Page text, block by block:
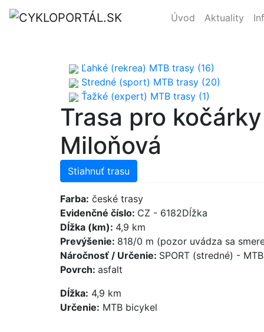
Úvod Aktuality
Ľahké (rekrea) MTB trasy (16)
Stredné (sport) MTB trasy (20)
Ťažké (expert) MTB trasy (1)
Trasa pro
Miloňová
Stiahnuť trasu
Farba: české trasy
Evidenčné číslo: CZ - 6182Dĺžka
Dĺžka (km): 4,9 km
Prevýšenie: 818/0 m (pozor uvádza sa
Náročnosť / Určenie: SPORT (stredné) -
Povrch: asfalt
Dĺžka: 4,9 km
Určenie: MTB bicykel